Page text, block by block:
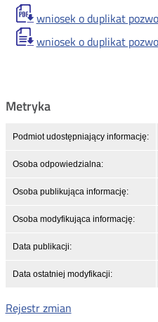
wniosek o duplikat
wniosek o duplikat
Metryka
Podmiot udostępniający informację:
Osoba odpowiedzialna:
Osoba publikująca informację:
Osoba modyfikująca informację:
Data publikacji:
Data ostatniej modyfikacji:
Rejestr zmian